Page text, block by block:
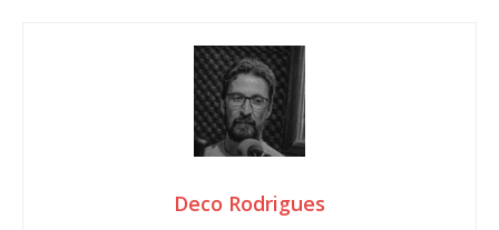
Deco Rodrigues